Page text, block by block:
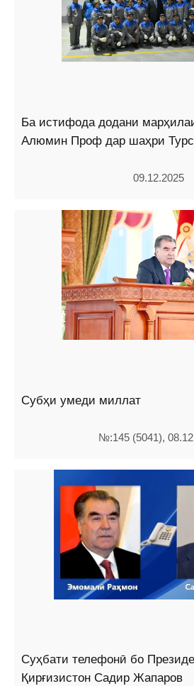
Ба истифода додани
Алюмин Проф дар шаҳри
09.12.2025
Субҳи умеди миллат
№:145 (5041),
Суҳбати телефонӣ бо
Қирғизистон Садир Жапаров